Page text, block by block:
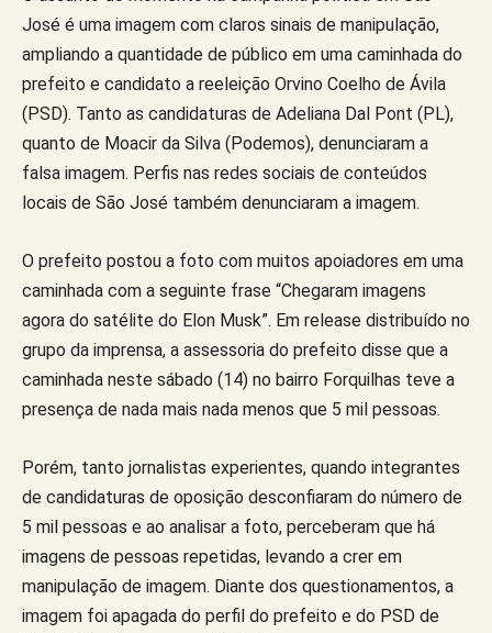
José é uma imagem com claros sinais de manipulação,
ampliando a quantidade de público em uma caminhada do
prefeito e candidato a reeleição Orvino Coelho de Ávila
(PSD). Tanto as candidaturas de Adeliana Dal Pont (PL),
quanto de Moacir da Silva (Podemos), denunciaram a
falsa imagem. Perfis nas redes sociais de conteúdos
locais de São José também denunciaram a imagem.
O prefeito postou a foto com muitos apoiadores em uma
caminhada com a seguinte frase “Chegaram imagens
agora do satélite do Elon Musk”. Em release distribuído no
grupo da imprensa, a assessoria do prefeito disse que a
caminhada neste sábado (14) no bairro Forquilhas teve a
presença de nada mais nada menos que 5 mil pessoas.
Porém, tanto jornalistas experientes, quando integrantes
de candidaturas de oposição desconfiaram do número de
5 mil pessoas e ao analisar a foto, perceberam que há
imagens de pessoas repetidas, levando a crer em
manipulação de imagem. Diante dos questionamentos, a
imagem foi apagada do perfil do prefeito e do PSD de